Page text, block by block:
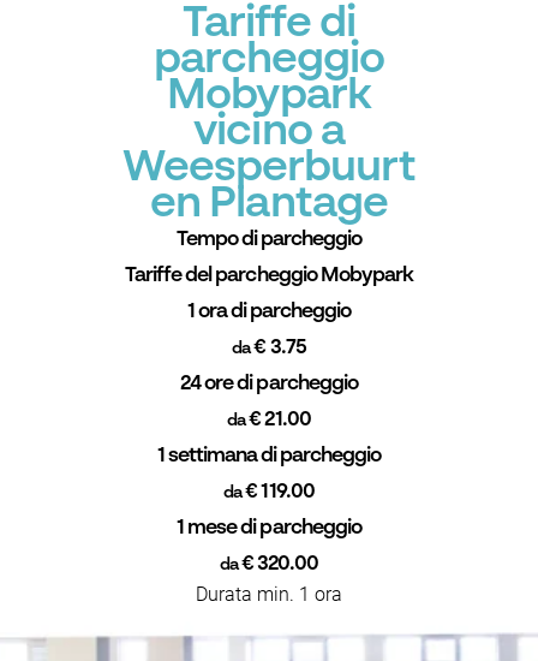
Tariffe di
parcheggio
Mobypark
vicino a
Weesperbuurt
en Plantage
Tempo di parcheggio
Tariffe del parcheggio Mobypark
1 ora di parcheggio
da€ 3.75
24 ore di parcheggio
da€ 21.00
1 settimana di parcheggio
da€ 119.00
1 mese di parcheggio
da€ 320.00
Durata min. 1 ora